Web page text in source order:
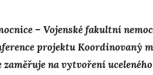
– Vojenské fakultní
projektu Koordinovaný
na vytvoření